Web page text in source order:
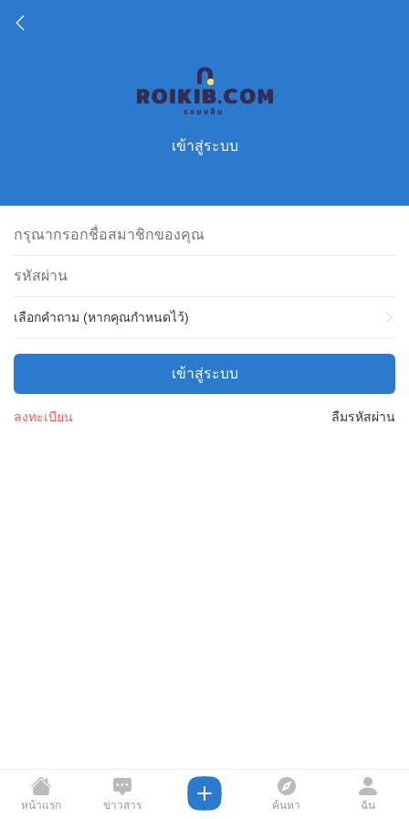
เข้าสู่ระบบ
เลือกคำถาม (หากคุณกำหนดไว้)
เข้าสู่ระบบ
ลืมรหัสผ่าน
ลงทะเบียน
หน้าแรก ข่าวสาร ค้นหา ฉัน